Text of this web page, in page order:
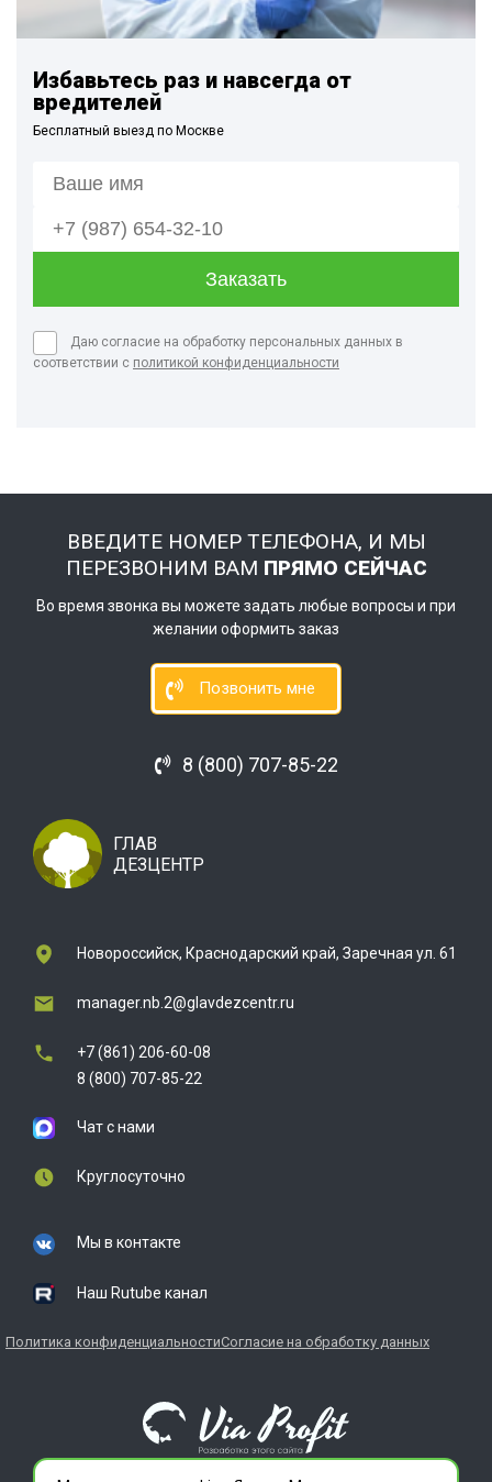
Избавьтесь раз и навсегда от
вредителей
Бесплатный выезд по Москве
Даю согласие на обработку персональных данных в
соответствии с политикой конфиденциальности
ВВЕДИТЕ НОМЕР ТЕЛЕФОНА, И МЫ
ПЕРЕЗВОНИМ ВАМ ПРЯМО СЕЙЧАС
Во время звонка вы можете задать любые вопросы и при
желании оформить заказ
Позвонить мне
8 (800) 707-85-22
ГЛАВ
ДЕЗЦЕНТР
Новороссийск, Краснодарский край, Заречная ул. 61
manager.nb.2@glavdezcentr.ru
+7 (861) 206-60-08
8 (800) 707-85-22
Чат с нами
Круглосуточно
Мы в контакте
Наш Rutube канал
Политика конфиденциальностиСогласие на обработку данных